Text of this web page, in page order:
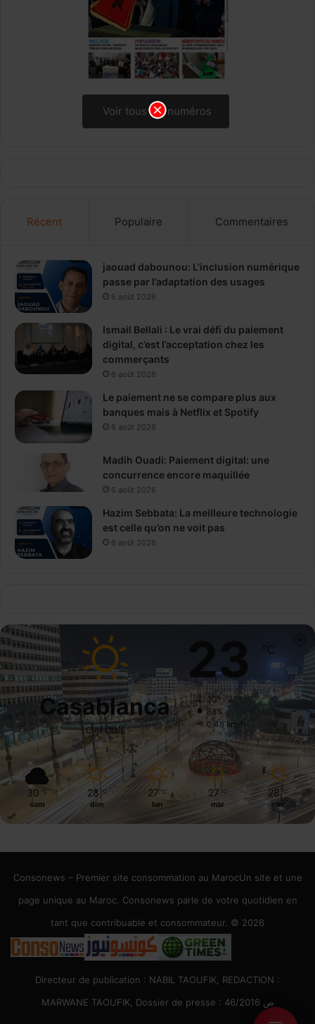
Voir tous les numéros
Récent Populaire Commentaires
jaouad dabounou: L’inclusion numérique
passe par l’adaptation des usages
6 août 2026
Ismail Bellali : Le vrai défi du paiement
digital, c’est l’acceptation chez les
commerçants
6 août 2026
Le paiement ne se compare plus aux
banques mais à Netflix et Spotify
6 août 2026
Madih Ouadi: Paiement digital: une
concurrence encore maquillée
6 août 2026
Hazim Sebbata: La meilleure technologie
est celle qu’on ne voit pas
6 août 2026
Casablanca
Ciel Clair
23 ℃
30º - 23º
88%
0.48 km/h
30 ℃
sam
28 ℃
dim
27 ℃
lun
27 ℃
mar
28 ℃
mer
Consonews – Premier site consommation au MarocUn site et une
page unique au Maroc. Consonews parle de votre quotidien en
tant que contribuable et consommateur. © 2026
Directeur de publication : NABIL TAOUFIK, REDACTION :
MARWANE TAOUFIK, Dossier de presse : 46/2016 ص